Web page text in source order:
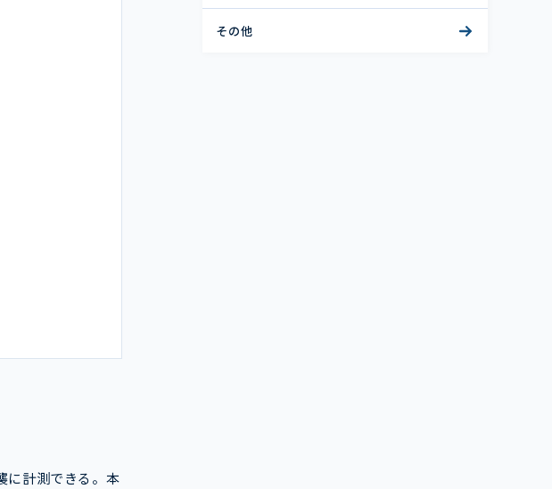
に計測できる。本
その他